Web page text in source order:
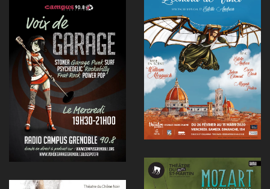
Voir
Voir